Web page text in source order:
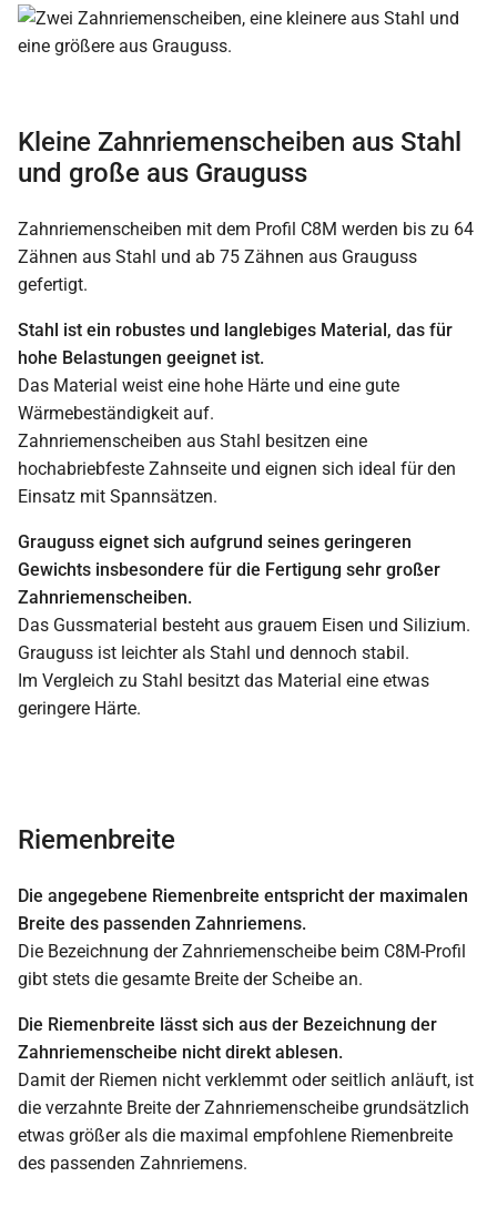
Kleine Zahnriemenscheiben aus Stahl
und große aus Grauguss
Zahnriemenscheiben mit dem Profil C8M werden bis zu 64
Zähnen aus Stahl und ab 75 Zähnen aus Grauguss
gefertigt.
Stahl ist ein robustes und langlebiges Material, das für
hohe Belastungen geeignet ist.
Das Material weist eine hohe Härte und eine gute
Wärmebeständigkeit auf.
Zahnriemenscheiben aus Stahl besitzen eine
hochabriebfeste Zahnseite und eignen sich ideal für den
Einsatz mit Spannsätzen.
Grauguss eignet sich aufgrund seines geringeren
Gewichts insbesondere für die Fertigung sehr großer
Zahnriemenscheiben.
Das Gussmaterial besteht aus grauem Eisen und Silizium.
Grauguss ist leichter als Stahl und dennoch stabil.
Im Vergleich zu Stahl besitzt das Material eine etwas
geringere Härte.
Riemenbreite
Die angegebene Riemenbreite entspricht der maximalen
Breite des passenden Zahnriemens.
Die Bezeichnung der Zahnriemenscheibe beim C8M-Profil
gibt stets die gesamte Breite der Scheibe an.
Die Riemenbreite lässt sich aus der Bezeichnung der
Zahnriemenscheibe nicht direkt ablesen.
Damit der Riemen nicht verklemmt oder seitlich anläuft, ist
die verzahnte Breite der Zahnriemenscheibe grundsätzlich
etwas größer als die maximal empfohlene Riemenbreite
des passenden Zahnriemens.